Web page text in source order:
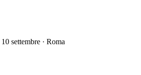
settembre · Roma